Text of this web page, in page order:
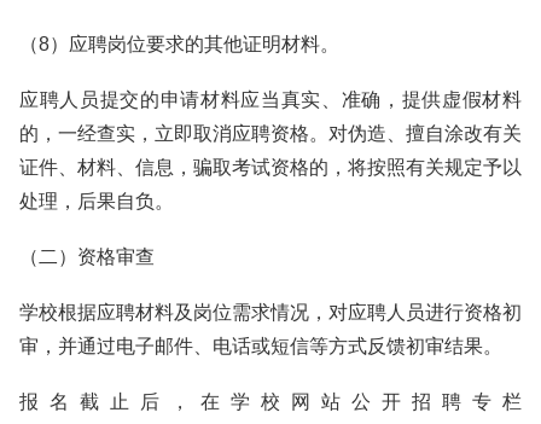
（8）应聘岗位要求的其他证明材料。
应聘人员提交的申请材料应当真实、准确，提供虚假材料
的，一经查实，立即取消应聘资格。对伪造、擅自涂改有关
证件、材料、信息，骗取考试资格的，将按照有关规定予以
处理，后果自负。
（二）资格审查
学校根据应聘材料及岗位需求情况，对应聘人员进行资格初
审，并通过电子邮件、电话或短信等方式反馈初审结果。
报名截止后，在学校网站公开招聘专栏